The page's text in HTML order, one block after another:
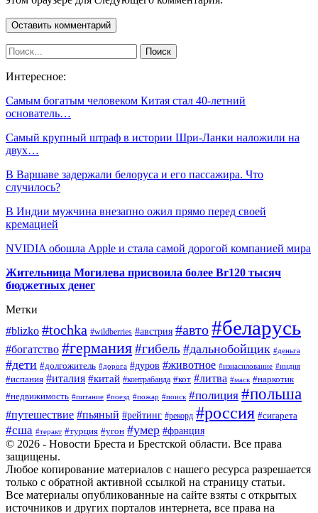
Интересное:
Самым богатым человеком Китая стал 40-летний
основатель…
Самый крупный штраф в истории Шри-Ланки наложили на
двух…
В Варшаве задержали белоруса и его пассажира. Что
случилось?
В Индии мужчина внезапно ожил прямо перед своей
кремацией
NVIDIA обошла Apple и стала самой дорогой компанией мира
Жительница Могилева присвоила более Br120 тысяч
бюджетных денег
Метки
#blizko #tochka #wildberries #австрия #авто#беларусь
#богатство #германия#гибель #дальнобойщик #деньга
#дети #долгожитель #дорога #дуров #животное #изнасилование #индия
#испания #италия #китай #контрабанда #кот #литва #маск #наркотик
#недвижимость #питание #поезд #пожар #поиск #полиция #польша
#путешествие #пьяный #рейтинг #рекорд #россия #сигарета
#сша #теракт #турция #угон #умер #франция
© 2026 - Новости Бреста и Брестской области. Все права
защищены.
Любое копирование материалов с нашего ресурса разрешается
только с обратной активной ссылкой на страницу статьи.
Все материалы опубликованные на сайте взяты с открытых
источников и других порталов интернета, все права на